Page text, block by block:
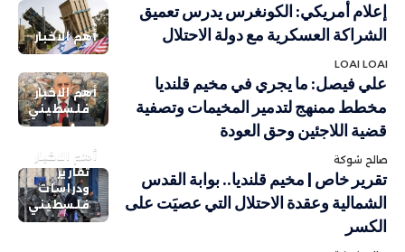
أهم الاخبار
إعلام أمريكي: الكونغرس يدرس تعميق
الشراكة العسكرية مع دولة الاحتلال
LOAI LOAI
أهم الاخبار
فلسطيني
علي فيصل: ما يجري في مخيم قلنديا
مخطط ممنهج لتدمير المخيمات وتصفية
قضية اللاجئين وحق العودة
صالح شوكة
أهم الاخبار
تقارير
ودراسات
فلسطيني
تقرير خاص | مخيم قلنديا.. بوابة القدس
الشمالية وعقدة الاحتلال التي عصيَت على
الكسر